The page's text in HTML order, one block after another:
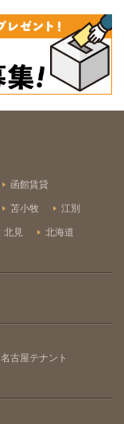
函館賃貸
苫小牧 江別
北見 北海道
名古屋テナント